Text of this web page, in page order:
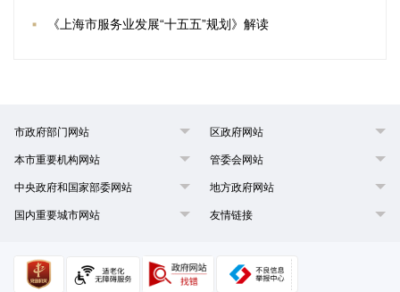
《上海市服务业发展“十五五”规划》解读
市政府部门网站 区政府网站
本市重要机构网站 管委会网站
中央政府和国家部委网站 地方政府网站
国内重要城市网站 友情链接